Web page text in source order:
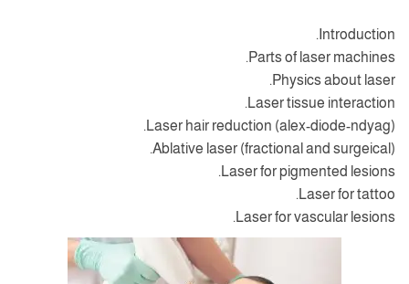
Introduction.
Parts of laser machines.
Physics about laser.
Laser tissue interaction.
Laser hair reduction (alex-diode-ndyag).
Ablative laser (fractional and surgeical).
Laser for pigmented lesions.
Laser for tattoo.
Laser for vascular lesions.